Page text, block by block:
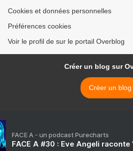
Cookies et données personnelles
Préférences cookies
Voir le profil de sur le portail Overblog
Créer un blog sur
Créer un blog
FACE A - un podcast Purecharts
FACE A #30 : Eve Angeli